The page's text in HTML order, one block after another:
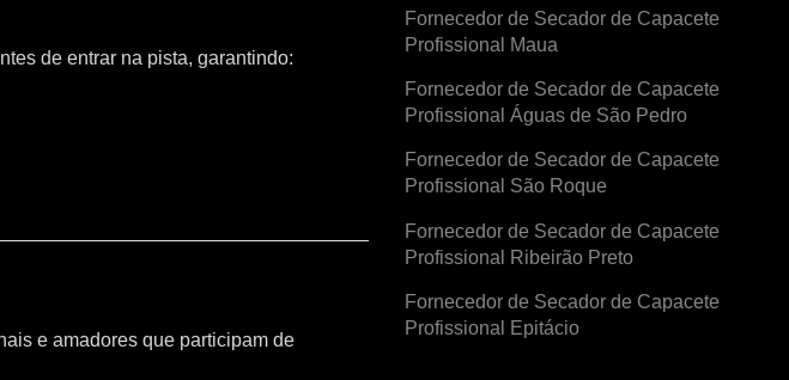
de entrar na pista, garantindo:
e amadores que participam de
Fornecedor de Secador de Capacete
Profissional Maua
Fornecedor de Secador de Capacete
Profissional Águas de São Pedro
Fornecedor de Secador de Capacete
Profissional São Roque
Fornecedor de Secador de Capacete
Profissional Ribeirão Preto
Fornecedor de Secador de Capacete
Profissional Epitácio